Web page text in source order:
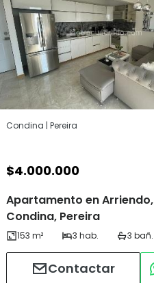
Condina | Pereira
$4.000.000
Apartamento en Arriendo,
Condina, Pereira
Contactar